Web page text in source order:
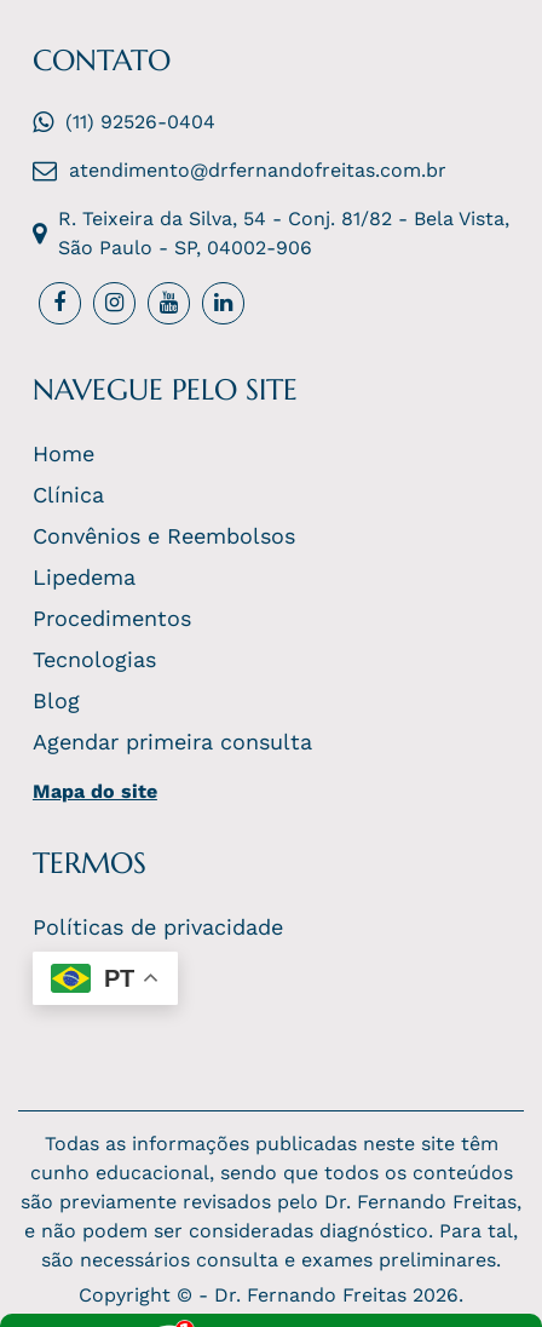
CONTATO
(11) 92526-0404
atendimento@drfernandofreitas.com.br
R. Teixeira da Silva, 54 - Conj. 81/82 - Bela Vista,
São Paulo - SP, 04002-906
NAVEGUE PELO SITE
Home
Clínica
Convênios e Reembolsos
Lipedema
Procedimentos
Tecnologias
Blog
Agendar primeira consulta
Mapa do site
TERMOS
Políticas de privacidade
PT
Todas as informações publicadas neste site têm
cunho educacional, sendo que todos os conteúdos
são previamente revisados pelo Dr. Fernando Freitas,
e não podem ser consideradas diagnóstico. Para tal,
são necessários consulta e exames preliminares.
Copyright © - Dr. Fernando Freitas 2026.